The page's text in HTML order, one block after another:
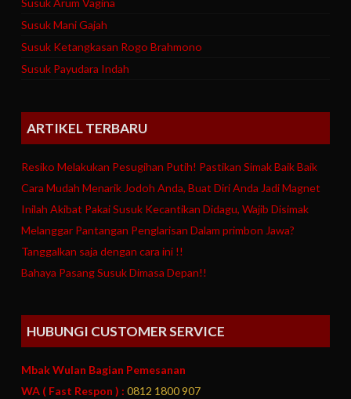
Susuk Arum Vagina
Susuk Mani Gajah
Susuk Ketangkasan Rogo Brahmono
Susuk Payudara Indah
ARTIKEL TERBARU
Resiko Melakukan Pesugihan Putih! Pastikan Simak Baik Baik
Cara Mudah Menarik Jodoh Anda, Buat Diri Anda Jadi Magnet
Inilah Akibat Pakai Susuk Kecantikan Didagu, Wajib Disimak
Melanggar Pantangan Penglarisan Dalam primbon Jawa?
Tanggalkan saja dengan cara ini !!
Bahaya Pasang Susuk Dimasa Depan!!
HUBUNGI CUSTOMER SERVICE
Mbak Wulan Bagian Pemesanan
WA ( Fast Respon ) : 0812 1800 907